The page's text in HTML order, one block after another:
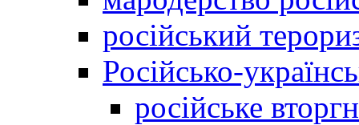
російський
Російсько-
російське